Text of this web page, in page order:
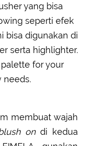
yang bisa
seperti efek
bisa digunakan di
serta highlighter.
for your
needs.
membuat wajah
ondi kedua